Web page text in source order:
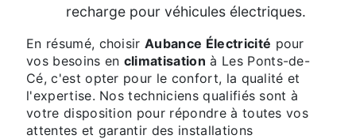
recharge pour véhicules électriques.
En résumé, choisirAubance Électricité pour
vos besoins en climatisation à Les Ponts-de-
Cé, c'est opter pour le confort, la qualité et
l'expertise. Nos techniciens qualifiés sont à
votre disposition pour répondre à toutes vos
attentes et garantir des installations